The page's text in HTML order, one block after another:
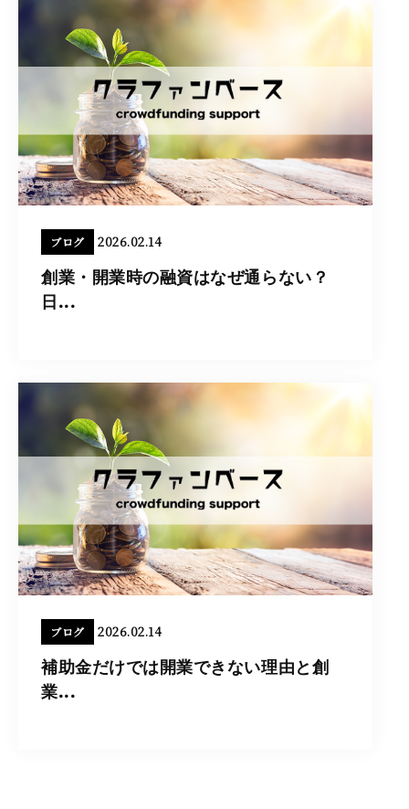
ブログ 2026.02.14
創業・開業時の融資はなぜ通らない？
日...
ブログ 2026.02.14
補助金だけでは開業できない理由と創
業...